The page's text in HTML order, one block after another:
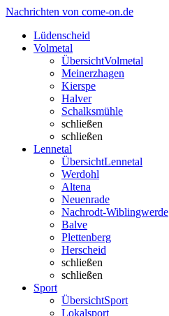
Nachrichten von come-on.de
Lüdenscheid
Volmetal
ÜbersichtVolmetal
Meinerzhagen
Kierspe
Halver
Schalksmühle
schließen
schließen
Lennetal
ÜbersichtLennetal
Werdohl
Altena
Neuenrade
Nachrodt-Wiblingwerde
Balve
Plettenberg
Herscheid
schließen
schließen
Sport
ÜbersichtSport
Lokalsport